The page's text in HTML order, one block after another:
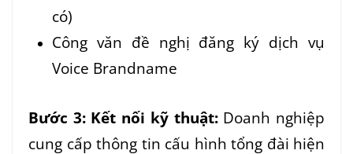
có)
Công văn đề nghị đăng ký dịch vụ
Voice Brandname
Bước 3: Kết nối kỹ thuật: Doanh nghiệp
cung cấp thông tin cấu hình tổng đài hiện